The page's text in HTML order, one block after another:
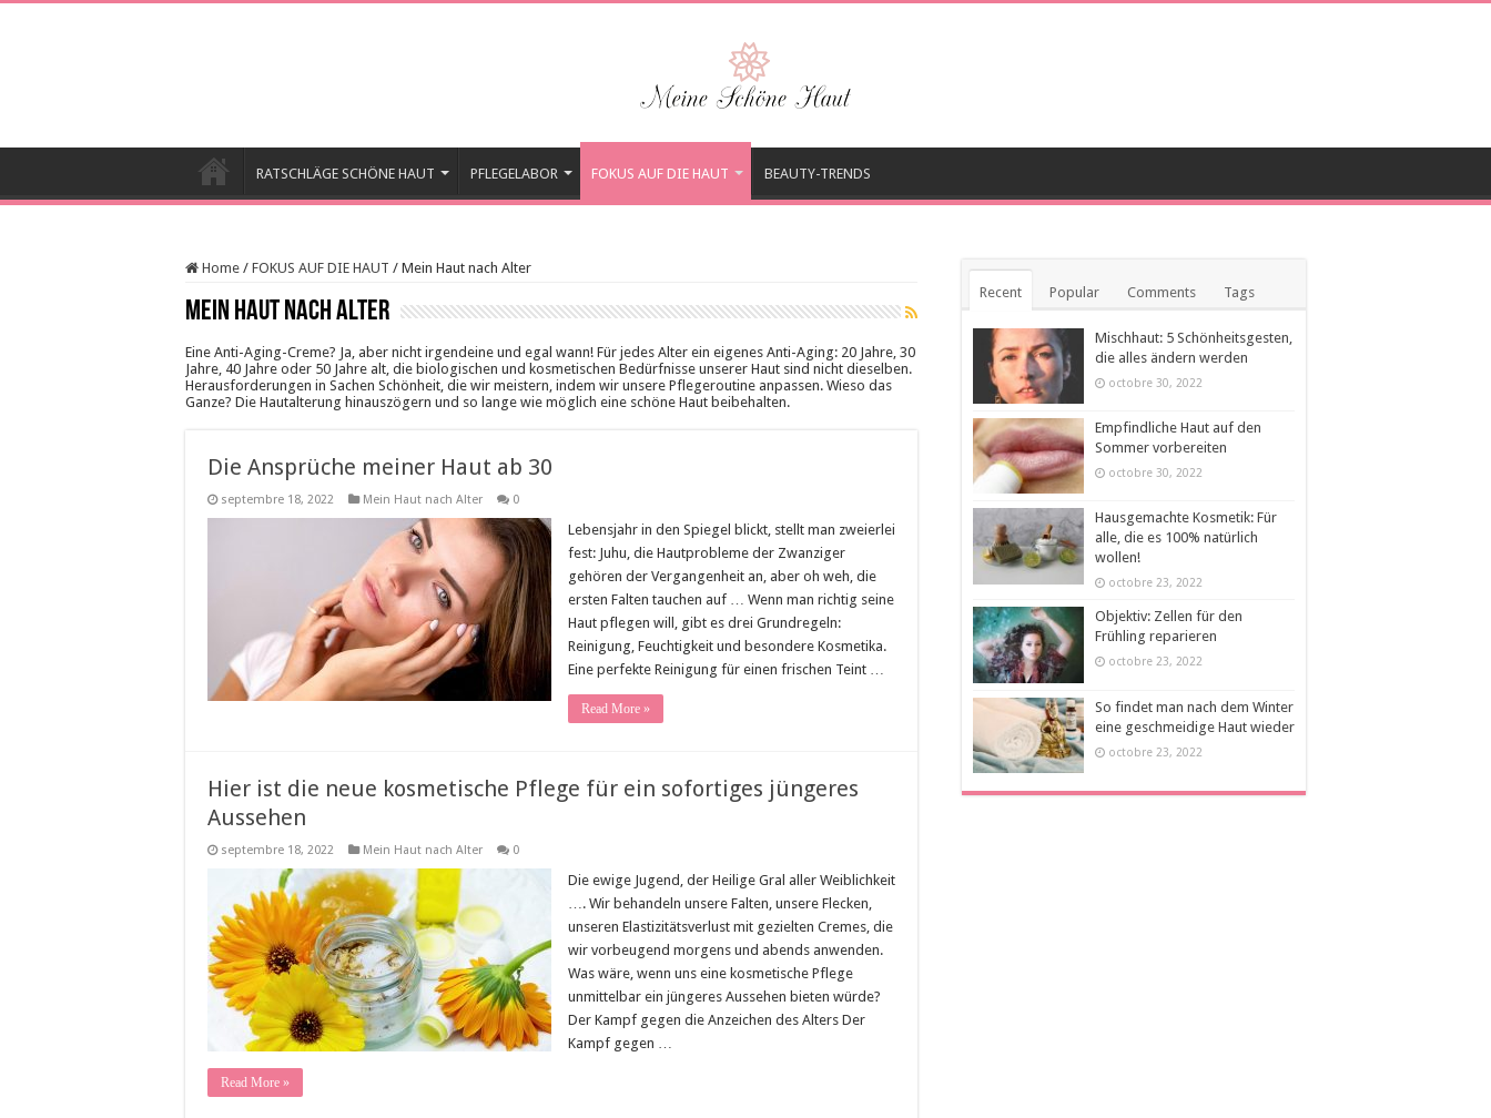
RATSCHLÄGE SCHÖNE HAUT PFLEGELABOR FOKUS AUF DIE HAUT BEAUTY-TRENDS
Home / FOKUS AUF DIE HAUT / Mein Haut nach Alter
Mein Haut nach Alter
Eine Anti-Aging-Creme? Ja, aber nicht irgendeine und egal wann! Für jedes Alter ein eigenes Anti-Aging: 20 Jahre, 30
Jahre, 40 Jahre oder 50 Jahre alt, die biologischen und kosmetischen Bedürfnisse unserer Haut sind nicht dieselben.
Herausforderungen in Sachen Schönheit, die wir meistern, indem wir unsere Pflegeroutine anpassen. Wieso das
Ganze? Die Hautalterung hinauszögern und so lange wie möglich eine schöne Haut beibehalten.
Die Ansprüche meiner Haut ab 30
septembre 18, 2022 Mein Haut nach Alter 0
Lebensjahr in den Spiegel blickt, stellt man zweierlei
fest: Juhu, die Hautprobleme der Zwanziger
gehören der Vergangenheit an, aber oh weh, die
ersten Falten tauchen auf … Wenn man richtig seine
Haut pflegen will, gibt es drei Grundregeln:
Reinigung, Feuchtigkeit und besondere Kosmetika.
Eine perfekte Reinigung für einen frischen Teint …
Read More »
Hier ist die neue kosmetische Pflege für ein sofortiges jüngeres
Aussehen
septembre 18, 2022 Mein Haut nach Alter 0
Die ewige Jugend, der Heilige Gral aller Weiblichkeit
…. Wir behandeln unsere Falten, unsere Flecken,
unseren Elastizitätsverlust mit gezielten Cremes, die
wir vorbeugend morgens und abends anwenden.
Was wäre, wenn uns eine kosmetische Pflege
unmittelbar ein jüngeres Aussehen bieten würde?
Der Kampf gegen die Anzeichen des Alters Der
Kampf gegen …
Read More »
Recent Popular Comments Tags
Mischhaut: 5 Schönheitsgesten,
die alles ändern werden
octobre 30, 2022
Empfindliche Haut auf den
Sommer vorbereiten
octobre 30, 2022
Hausgemachte Kosmetik: Für
alle, die es 100% natürlich
wollen!
octobre 23, 2022
Objektiv: Zellen für den
Frühling reparieren
octobre 23, 2022
So findet man nach dem Winter
eine geschmeidige Haut wieder
octobre 23, 2022